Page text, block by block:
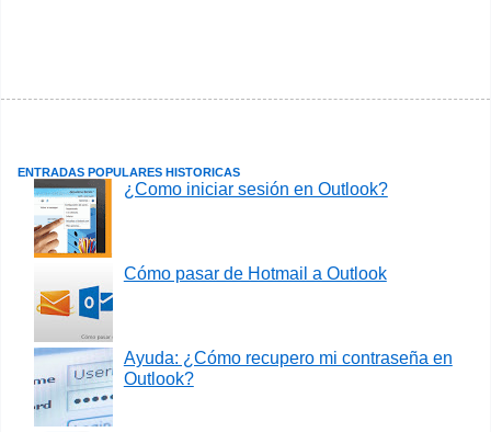
ENTRADAS POPULARES HISTORICAS
¿Como iniciar sesión en Outlook?
Cómo pasar de Hotmail a Outlook
Ayuda: ¿Cómo recupero mi contraseña en
Outlook?